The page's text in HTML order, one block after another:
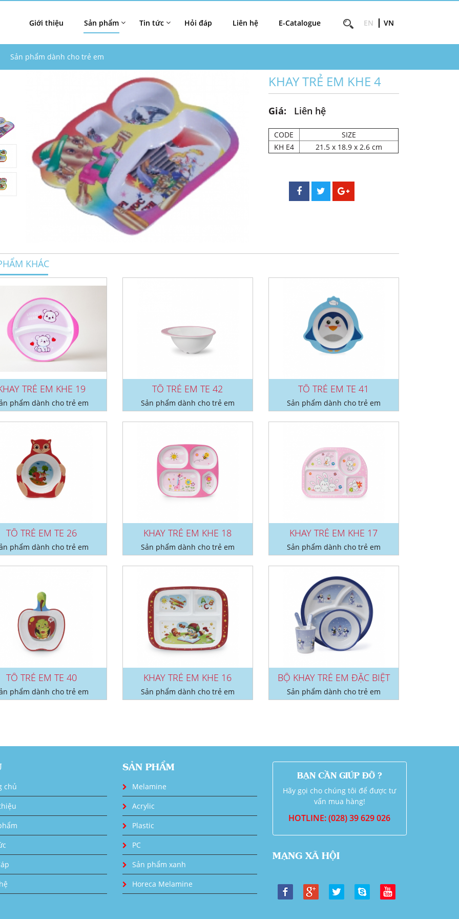
Giới thiệu Sản phẩm Tin tức Hỏi đáp Liên hệ E-Catalogue EN VN
Sản phẩm dành cho trẻ em
KHAY TRẺ EM KHE 4
Giá: Liên hệ
CODE
SIZE
KH E4
21.5 x 18.9 x 2.6 cm
KHÁC
TRẺ EM KHE 19
phẩm dành cho trẻ em
TÔ TRẺ EM TE 42
Sản phẩm dành cho trẻ em
TÔ TRẺ EM TE 41
Sản phẩm dành cho trẻ em
TÔ TRẺ EM TE 26
phẩm dành cho trẻ em
KHAY TRẺ EM KHE 18
Sản phẩm dành cho trẻ em
KHAY TRẺ EM KHE 17
Sản phẩm dành cho trẻ em
TÔ TRẺ EM TE 40
phẩm dành cho trẻ em
KHAY TRẺ EM KHE 16
Sản phẩm dành cho trẻ em
BỘ KHAY TRẺ EM ĐẶC BIỆT
Sản phẩm dành cho trẻ em
chủ
SẢN PHẨM
Melamine
Acrylic
Plastic
PC
Sản phẩm xanh
Horeca Melamine
BẠN CẦN GIÚP ĐỠ ?
Hãy gọi cho chúng tôi để được tư
vấn mua hàng!
HOTLINE: (028) 39 629 026
MẠNG XÃ HỘI